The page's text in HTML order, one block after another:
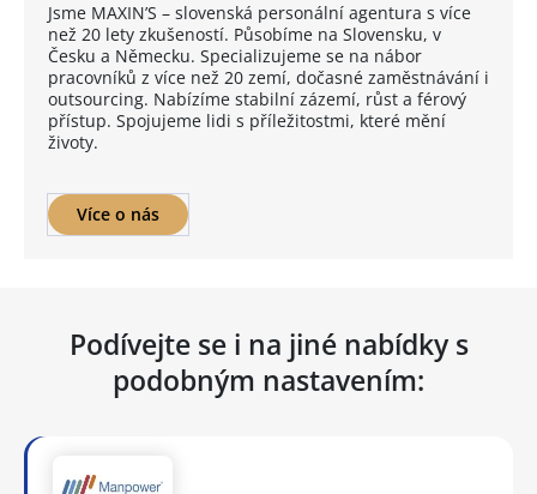
Jsme MAXIN’S – slovenská personální agentura s více
než 20 lety zkušeností. Působíme na Slovensku, v
Česku a Německu. Specializujeme se na nábor
pracovníků z více než 20 zemí, dočasné zaměstnávání i
outsourcing. Nabízíme stabilní zázemí, růst a férový
přístup. Spojujeme lidi s příležitostmi, které mění
životy.
Více o nás
Podívejte se i na jiné nabídky s
podobným nastavením: